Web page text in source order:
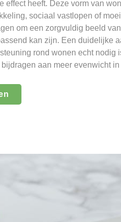
effect heeft. Deze vorm van
sociaal vastlopen of
om een zorgvuldig beeld
kan zijn. Een duidelijke
rond wonen echt nodig
aan meer evenwicht